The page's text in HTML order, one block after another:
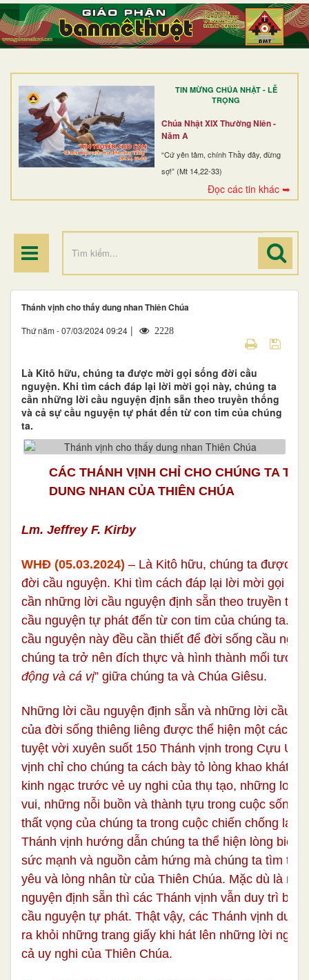
TIN MỪNG CHÚA NHẬT - LỄ
TRỌNG
Chúa Nhật XIX Thường Niên -
Năm A
“Cứ yên tâm, chính Thầy đây, đừng
sợ!” (Mt 14,22-33)
Đọc các tin khác ➥
TRANG NHẤT
GIỚI THIỆU
DÒNG TU
BAN MỤC VỤ
ĐOÀN THỂ CG
ĐIỂM HÀNH HƯƠNG
Thánh vịnh cho thấy dung nhan Thiên Chúa
Thứ năm - 07/03/2024 09:24 | 2228
Là Kitô hữu, chúng ta được mời gọi sống đời cầu
nguyện. Khi tìm cách đáp lại lời mời gọi này, chúng ta
cần những lời cầu nguyện định sẵn theo truyền thống
và cả sự cầu nguyện tự phát đến từ con tim của chúng
ta.
CÁC THÁNH VỊNH CHỈ CHO CHÚNG TA
DUNG NHAN CỦA THIÊN CHÚA
Lm. Jeffrey F. Kirby
WHĐ (05.03.2024) – Là Kitô hữu, chúng ta được
đời cầu nguyện. Khi tìm cách đáp lại lời mời gọi
cần những lời cầu nguyện định sẵn theo truyền
cầu nguyện tự phát đến từ con tim của chúng ta.
cầu nguyện này đều cần thiết để đời sống cầu
chúng ta trở nên đích thực và hình thành mối tương
động và cá vị” giữa chúng ta và Chúa Giêsu.
Những lời cầu nguyện định sẵn và những lời cầu
của đời sống thiêng liêng được thể hiện một cách
tuyệt vời xuyên suốt 150 Thánh vịnh trong Cựu
vịnh chỉ cho chúng ta cách bày tỏ lòng khao khát
kinh ngạc trước vẻ uy nghi của thụ tạo, những lo
vui, những nỗi buồn và thành tựu trong cuộc sống,
thất vọng của chúng ta trong cuộc chiến chống lại
Thánh vịnh hướng dẫn chúng ta thể hiện lòng biết
sức mạnh và nguồn cảm hứng mà chúng ta tìm
yêu và lòng nhân từ của Thiên Chúa. Mặc dù là
nguyện định sẵn thì các Thánh vịnh vẫn duy trì bản
cầu nguyện tự phát. Thật vậy, các Thánh vịnh
ra khỏi những trang giấy khi hát lên những lời ngợi
cả uy nghi của Thiên Chúa.